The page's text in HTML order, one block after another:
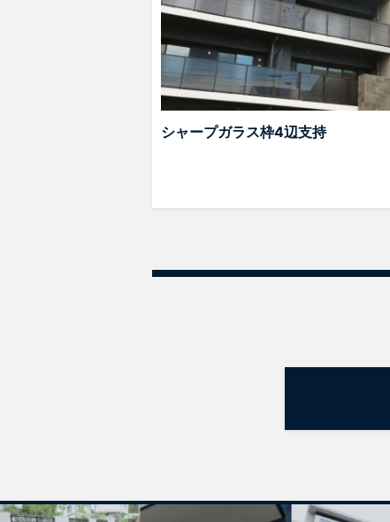
シャープガラス枠4辺支持